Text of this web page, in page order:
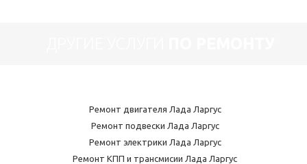
Ремонт двигателя Лада Ларгус
Ремонт подвески Лада Ларгус
Ремонт электрики Лада Ларгус
Ремонт КПП и трансмисии Лада Ларгус